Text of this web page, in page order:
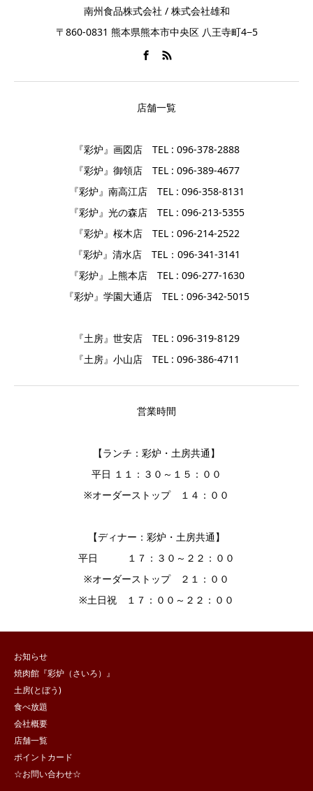
南州食品株式会社 / 株式会社雄和
〒860-0831 熊本県熊本市中央区 八王寺町4−5
店舗一覧
『彩炉』画図店 TEL : 096-378-2888
『彩炉』御領店 TEL : 096-389-4677
『彩炉』南高江店 TEL : 096-358-8131
『彩炉』光の森店 TEL : 096-213-5355
『彩炉』桜木店 TEL : 096-214-2522
『彩炉』清水店 TEL：096-341-3141
『彩炉』上熊本店 TEL : 096-277-1630
『彩炉』学園大通店 TEL : 096-342-5015
『土房』世安店 TEL : 096-319-8129
『土房』小山店 TEL : 096-386-4711
営業時間
【ランチ：彩炉・土房共通】
平日 １１：３０～１５：００
※オーダーストップ １４：００
【ディナー：彩炉・土房共通】
平日 １７：３０～２２：００
※オーダーストップ ２１：００
※土日祝 １７：００～２２：００
お知らせ
焼肉館『彩炉（さいろ）』
土房(とぼう)
食べ放題
会社概要
店舗一覧
ポイントカード
☆お問い合わせ☆